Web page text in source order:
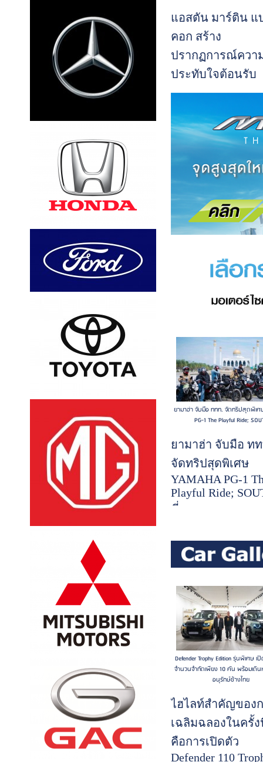
แอสตัน มาร์ติน แ
คอก สร้าง
ปรากฏการณ์ควา
ประทับใจต้อนรับ
เทศกาลแห่งความ
เวิร์กช็อปสุดเอ็กซ์
Heart’ โดยร่วมมื
‘เชฟเฟิร์น-ชนิกา
แห่งร้านช็อกโกแ
ชื่อดัง ‘Tempered’
ใจจากคาแรกเตอ
ของ ‘เจมส์ บอนด์
เป็นเอกลักษณ์ สู่
ออกแบบและจัดว
ช็อกโกแลตสุดพิเ
ณ โชว์รูม แอสตัน
มาร์ติน แบงคอก
สยามพารากอน เ
ยามาฮ่า จับมือ ททท. จัดทริปสุดพิเศ
PG-1 The Playful Ride;
ยามาฮ่า จับมือ ท
จัดทริปสุดพิเศษ
YAMAHA PG-1
Playful Ride;
ขี่คาราวาน บุก
แดนอุทยานธรณี
สตูล...(อ่านต่อ)
Defender Trophy Edition รุ่นพิเศษ เ
จำนวนจำกัดเพียง 10 คัน พร้อมเดิน
อนุรักษ์ช้างไทย
ไฮไลท์สำคัญของ
เฉลิมฉลองในครั้
คือการเปิดตัว
Defender 110